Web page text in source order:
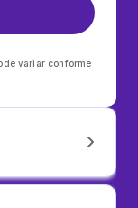
variar conforme